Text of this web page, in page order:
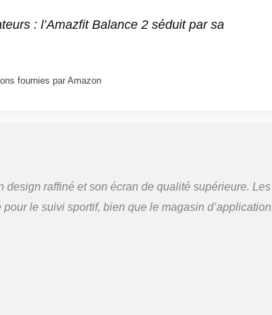
: l’Amazfit Balance 2 séduit par sa
fournies par Amazon
design raffiné et son écran de qualité supérieure. Les
le suivi sportif, bien que le magasin